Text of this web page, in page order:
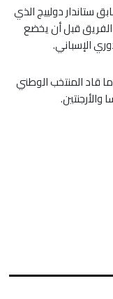
ستاندار دولييج الذي
قبل أن يخضع
الإسباني.
قاد المنتخب الوطني
والأرجنتين.